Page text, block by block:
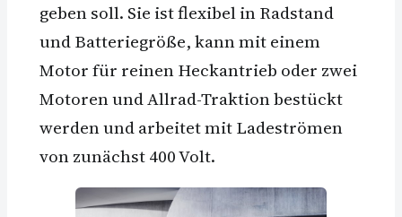
geben soll. Sie ist flexibel in Radstand
und Batteriegröße, kann mit einem
Motor für reinen Heckantrieb oder zwei
Motoren und Allrad-Traktion bestückt
werden und arbeitet mit Ladeströmen
von zunächst 400 Volt.